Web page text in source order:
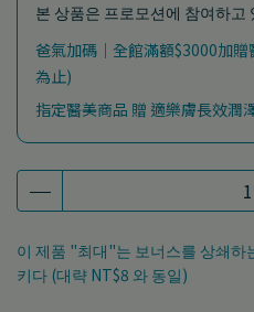
본 상품은 프로모션에 참여하고
爸氣加碼｜全館滿額$3000加
為止)
指定醫美商品 贈 適樂膚長效潤
이 제품 "최대"는 보너스를 상쇄하
키다 (대략 NT$8 와 동일)